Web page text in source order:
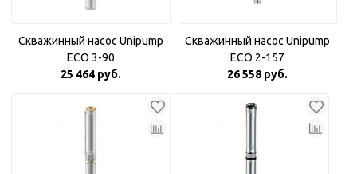
Скважинный насос Unipump
ECO 3-90
25 464 руб.
Скважинный насос Unipump
ECO 2-157
26 558 руб.